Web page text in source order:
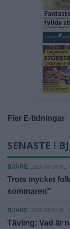
Fler E-tidningar
SENASTE I
BJÄRE 2026-08-06 KL.
Trots mycket
sommaren"
BJÄRE 2026-08-01 KL.
Tävling: Vad är